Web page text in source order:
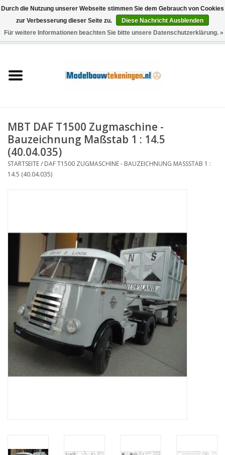
0 Artikel - €0,00
Schiffe
Holzbau
Landschaft
Zeitschriften
Neue Zeichnungen
NEUE ZEITSCHRIFTEN
ABONNEMENT DER
MODELLBAUER
Baubeschreibungen
MBT DAF T1500 Zugmaschine -
Bauzeichnung Maßstab 1 : 14.5
(40.04.035)
STARTSEITE/ DAF T1500 ZUGMASCHINE - BAUZEICHNUNG MASSSTAB 1 : 1
4.5 (40.04.035)
Durch die Nutzung unserer Webseite stimmen Sie dem Gebrauch von Cookies
zur Verbesserung dieser Seite zu.
Diese Nachricht Ausblenden
Für weitere Informationen beachten Sie bitte unsere Datenschutzerklärung. »